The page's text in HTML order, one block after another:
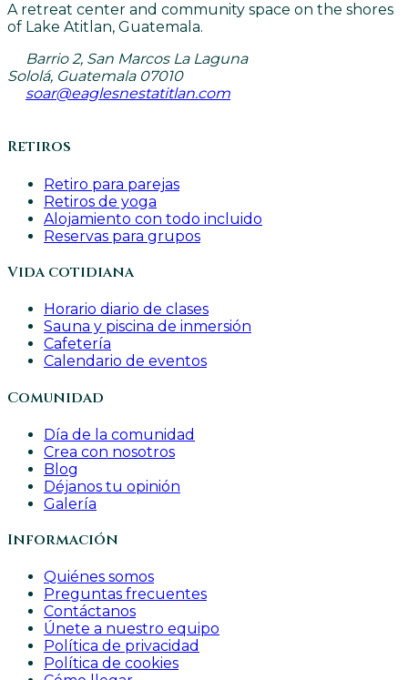
A retreat center and community space on the shores
of Lake Atitlan, Guatemala.
Barrio 2, San Marcos La Laguna
Sololá, Guatemala 07010
soar@eaglesnestatitlan.com
Retiros
Retiro para parejas
Retiros de yoga
Alojamiento con todo incluido
Reservas para grupos
Vida cotidiana
Horario diario de clases
Sauna y piscina de inmersión
Cafetería
Calendario de eventos
Comunidad
Día de la comunidad
Crea con nosotros
Blog
Déjanos tu opinión
Galería
Información
Quiénes somos
Preguntas frecuentes
Contáctanos
Únete a nuestro equipo
Política de privacidad
Política de cookies